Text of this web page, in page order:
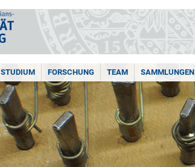
STUDIUM FORSCHUNG TEAM SAMMLUNGEN